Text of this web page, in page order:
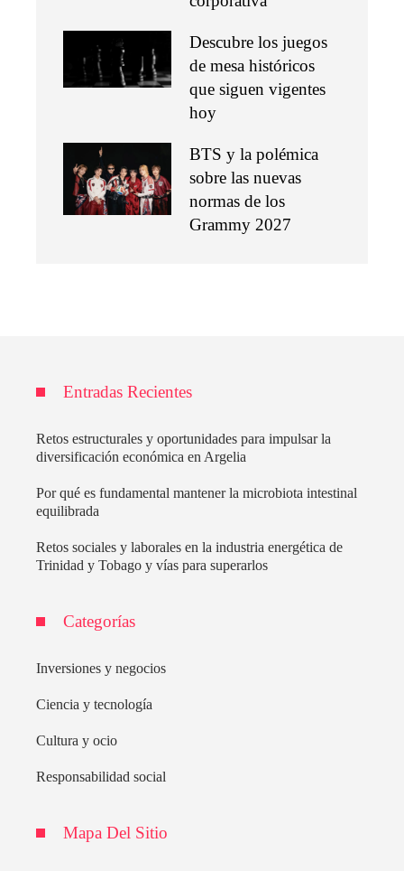
Descubre los juegos
de mesa históricos
que siguen vigentes
hoy
BTS y la polémica
sobre las nuevas
normas de los
Grammy 2027
Entradas Recientes
Retos estructurales y oportunidades para impulsar la
diversificación económica en Argelia
Por qué es fundamental mantener la microbiota intestinal
equilibrada
Retos sociales y laborales en la industria energética de
Trinidad y Tobago y vías para superarlos
Categorías
Inversiones y negocios
Ciencia y tecnología
Cultura y ocio
Responsabilidad social
Mapa Del Sitio